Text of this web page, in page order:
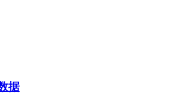
据